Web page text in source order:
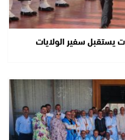
يستقبل سفير الولايات